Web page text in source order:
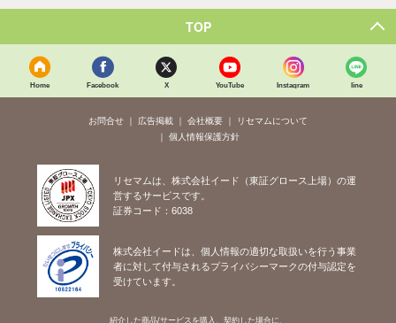
TOP
Home Facebook X YouTube Instagram line
お問合せ 広告掲載 会社概要
リセマムについて
個人情報保護方針
リセマムは、株式会社イード（東証グロース上場）の運
営するサービスです。
証券コード：6038
株式会社イードは、個人情報の適切な取扱いを行う事業
者に対して付与されるプライバシーマークの付与認定を
受けています。
紹介した商品/サービスを購入、契約した場合に、